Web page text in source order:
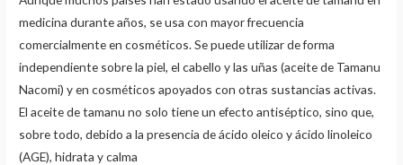
medicina durante años, se usa con mayor frecuencia
comercialmente en cosméticos. Se puede utilizar de forma
independiente sobre la piel, el cabello y las uñas (aceite de Tamanu
Nacomi) y en cosméticos apoyados con otras sustancias activas.
El aceite de tamanu no solo tiene un efecto antiséptico, sino que,
sobre todo, debido a la presencia de ácido oleico y ácido linoleico
(AGE), hidrata y calma